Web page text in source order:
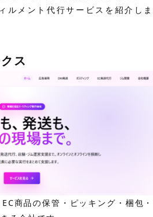
ルメント代行サービスを紹介しま
ス
商品の保管・ピッキング・梱包・